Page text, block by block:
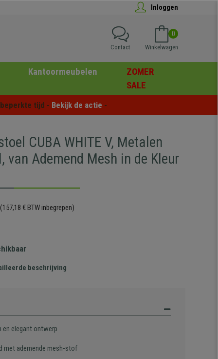
Inloggen
0
Winkelwagen
Contact
Kantoormeubelen
ZOMER
SALE
tijd - Bekijk de actie -
CUBA WHITE V, Metalen
van Ademend Mesh in de Kleur
(157,18 € BTW inbegrepen)
beschrijving
en elegant ontwerp
met ademende mesh-stof